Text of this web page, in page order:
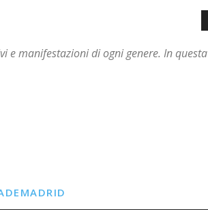
e manifestazioni di ogni genere. In questa